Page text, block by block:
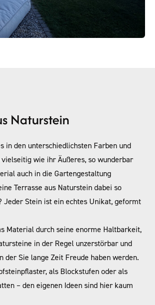
Naturstein
in den unterschiedlichsten Farben und
wie ihr Äußeres, so wunderbar
auch in die Gartengestaltung
Terrasse aus Naturstein dabei so
Jeder Stein ist ein echtes Unikat, geformt
Material durch seine enorme Haltbarkeit,
in der Regel unzerstörbar und
der Sie lange Zeit Freude haben werden.
als Blockstufen oder als
– den eigenen Ideen sind hier kaum